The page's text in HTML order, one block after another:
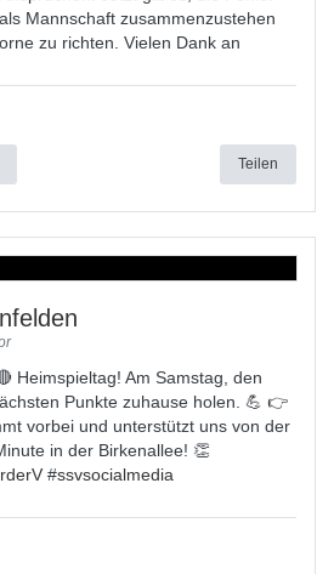
Mannschaft zusammenzustehen
zu richten. Vielen Dank an
Teilen
Heimspieltag! Am Samstag, den
Punkte zuhause holen. 💪 👉
vorbei und unterstützt uns von der
in der Birkenallee! 👏
#ssvsocialmedia